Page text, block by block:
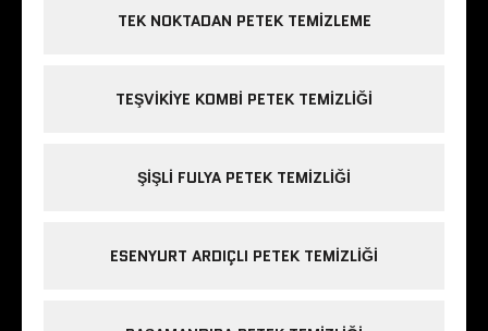
TEK NOKTADAN PETEK TEMIZLEME
TEŞVIKIYE KOMBI PETEK TEMIZLIĞI
ŞIŞLI FULYA PETEK TEMIZLIĞI
ESENYURT ARDIÇLI PETEK TEMIZLIĞI